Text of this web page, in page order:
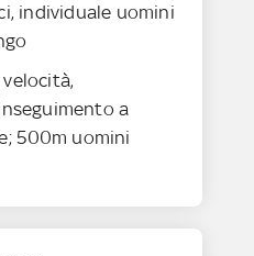
individuale uomini
a
500m uomini